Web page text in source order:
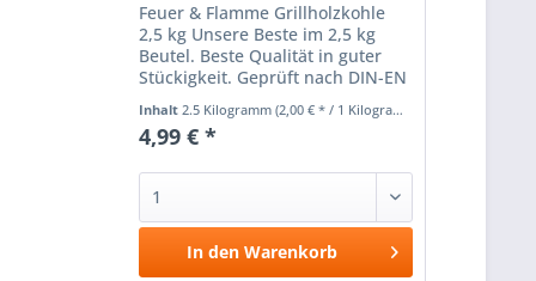
Feuer & Flamme Grillholzkohle
2,5 kg Unsere Beste im 2,5 kg
Beutel. Beste Qualität in guter
Stückigkeit. Geprüft nach DIN-EN
Inhalt2.5 Kilogramm(2,00 € * / 1 Kilogramm)
4,99 € *
In den Warenkorb